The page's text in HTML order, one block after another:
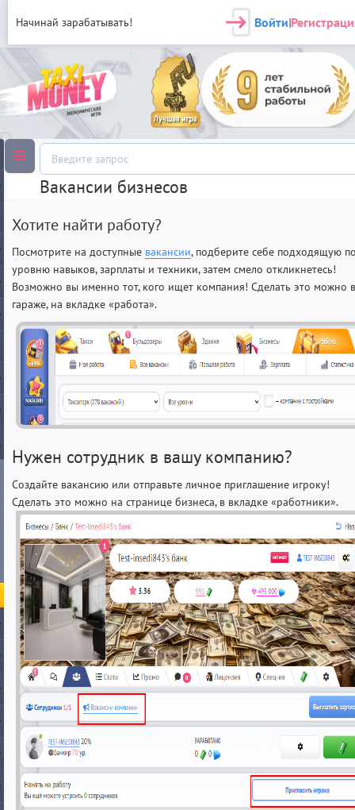
Начинай зарабатывать! Войти|
Вакансии бизнесов
Хотите найти работу?
Посмотрите на доступные вакансии, подберите себе подходящую
уровню навыков, зарплаты и техники, затем смело откликнетесь!
Возможно вы именно тот, кого ищет компания! Сделать это можно в
гараже, на вкладке «работа».
Нужен сотрудник в вашу компанию?
Создайте вакансию или отправьте личное приглашение игроку!
Сделать это можно на странице бизнеса, в вкладке «работники».